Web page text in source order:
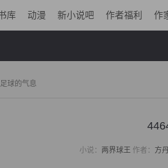
库 动漫 新小说吧 作者福利 作
球的气息
小说： 两界球王作者： 方